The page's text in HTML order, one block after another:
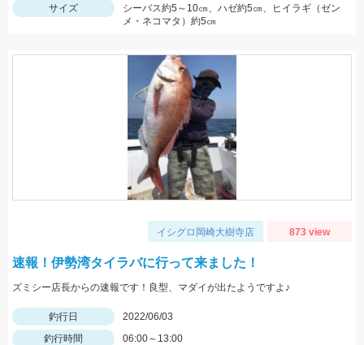
サイズ
シーバス約5～10㎝、ハゼ約5㎝、ヒイラギ（ゼン
メ・ネコマタ）約5㎝
イシグロ岡崎大樹寺店 873 view
速報！伊勢湾タイラバに行って来ました！
ズミシー店長からの速報です！良型、マダイが出たようですよ♪
釣行日
2022/06/03
釣行時間
06:00～13:00